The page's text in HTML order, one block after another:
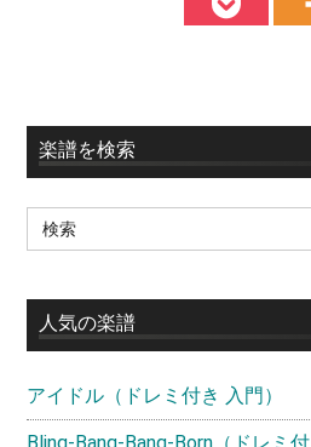
最
初
の
イ
ド
バ
楽譜を検索
Search
for:
人気の楽譜
アイドル（ドレミ付き 入門）
Bling-Bang-Bang-Born（ドレミ付